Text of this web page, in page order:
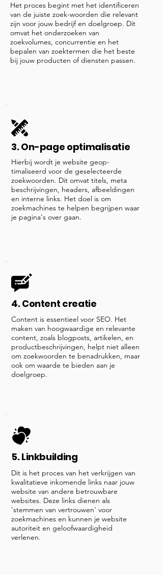
Het proces begint met het identificeren
van de juiste zoek-woorden die relevant
zijn voor jouw bedrijf en doelgroep. Dit
omvat het onderzoeken van
zoekvolumes, concurrentie en het
bepalen van zoektermen die het beste
bij jouw producten of diensten passen.
3. On-page optimalisatie
Hierbij wordt je website geop-
timaliseerd voor de geselecteerde
zoekwoorden. Dit omvat titels, meta
beschrijvingen, headers, afbeeldingen
en interne links. Het doel is om
zoekmachines te helpen begrijpen waar
je pagina's over gaan.
4. Content creatie
Content is essentieel voor SEO. Het
maken van hoogwaardige en relevante
content, zoals blogposts, artikelen, en
productbeschrijvingen, helpt niet alleen
om zoekwoorden te benadrukken, maar
ook om waarde te bieden aan je
doelgroep.
5. Linkbuilding
Dit is het proces van het verkrijgen van
kwalitatieve inkomende links naar jouw
website van andere betrouwbare
websites. Deze links dienen als
'stemmen van vertrouwen' voor
zoekmachines en kunnen je website
autoriteit en geloofwaardigheid
verlenen.